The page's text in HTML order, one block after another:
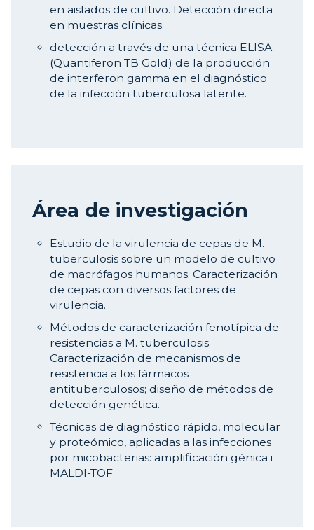
en aislados de cultivo. Detección directa
en muestras clínicas.
detección a través de una técnica ELISA
(Quantiferon TB Gold) de la producción
de interferon gamma en el diagnóstico
de la infección tuberculosa latente.
Área de investigación
Estudio de la virulencia de cepas de M.
tuberculosis sobre un modelo de cultivo
de macrófagos humanos. Caracterización
de cepas con diversos factores de
virulencia.
Métodos de caracterización fenotípica de
resistencias a M. tuberculosis.
Caracterización de mecanismos de
resistencia a los fármacos
antituberculosos; diseño de métodos de
detección genética.
Técnicas de diagnóstico rápido, molecular
y proteómico, aplicadas a las infecciones
por micobacterias: amplificación génica i
MALDI-TOF